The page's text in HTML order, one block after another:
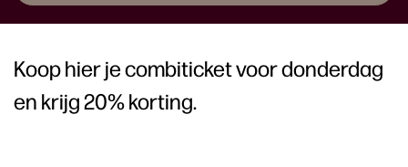
Koop hier je combiticket voor donderdag
en krijg 20% korting.